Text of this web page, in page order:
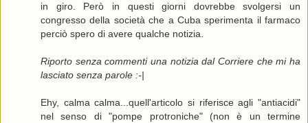
in giro. Però in questi giorni dovrebbe svolgersi un
congresso della società che a Cuba sperimenta il farmaco
perciò spero di avere qualche notizia.
Riporto senza commenti una notizia dal Corriere che mi ha
lasciato senza parole :-|
Ehy, calma calma...quell'articolo si riferisce agli "antiacidi"
nel senso di "pompe protroniche" (non è un termine